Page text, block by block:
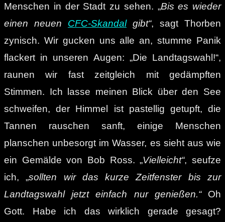
Menschen in der Stadt zu sehen. „Bis es wieder
einen neuen CFC-Skandalgibt“, sagt Thorben
zynisch. Wir gucken uns alle an, stumme Panik
flackert in unseren Augen: „Die Landtagswahl!“,
raunen wir fast zeitgleich mit gedämpften
Stimmen. Ich lasse meinen Blick über den See
schweifen, der Himmel ist pastellig getupft, die
Tannen rauschen sanft, einige Menschen
planschen unbesorgt im Wasser, es sieht aus wie
ein Gemälde von Bob Ross. „Vielleicht“, seufze
ich, „sollten wir das kurze Zeitfenster bis zur
Landtagswahl jetzt einfach nur genießen.“Oh
Gott. Habe ich das wirklich gerade gesagt?